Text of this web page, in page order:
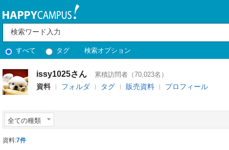
すべて タグ 検索オプション
issy1025さん 累積訪問者（70,023名）
資料 フォルダ タグ 販売資料 プロフィール
全ての種類
資料:7件